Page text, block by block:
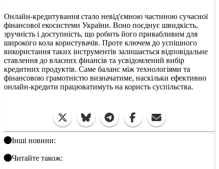
Онлайн-кредитування стало невід'ємною частиною сучасної
фінансової екосистеми України. Воно поєднує швидкість,
зручність і доступність, що робить його привабливим для
широкого кола користувачів. Проте ключем до успішного
використання таких інструментів залишається відповідальне
ставлення до власних фінансів та усвідомлений вибір
кредитних продуктів. Саме баланс між технологіями та
фінансовою грамотністю визначатиме, наскільки ефективно
онлайн-кредити працюватимуть на користь суспільства.
Інші новини:
Читайте також: